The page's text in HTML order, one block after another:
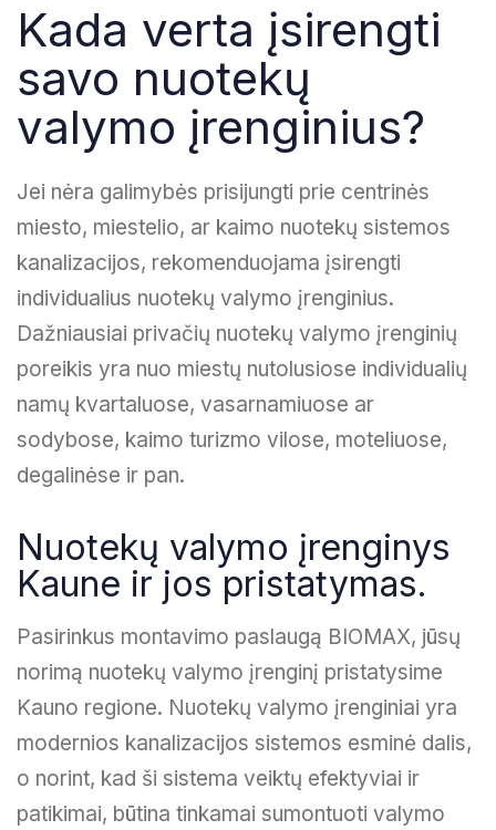
Kada verta įsirengti
savo nuotekų
valymo įrenginius?
Jei nėra galimybės prisijungti prie centrinės
miesto, miestelio, ar kaimo nuotekų sistemos
kanalizacijos, rekomenduojama įsirengti
individualius nuotekų valymo įrenginius.
Dažniausiai privačių nuotekų valymo įrenginių
poreikis yra nuo miestų nutolusiose individualių
namų kvartaluose, vasarnamiuose ar
sodybose, kaimo turizmo vilose, moteliuose,
degalinėse ir pan.
Nuotekų valymo įrenginys
Kaune ir jos pristatymas.
Pasirinkus montavimo paslaugą BIOMAX, jūsų
norimą nuotekų valymo įrenginį pristatysime
Kauno regione. Nuotekų valymo įrenginiai yra
modernios kanalizacijos sistemos esminė dalis,
o norint, kad ši sistema veiktų efektyviai ir
patikimai, būtina tinkamai sumontuoti valymo